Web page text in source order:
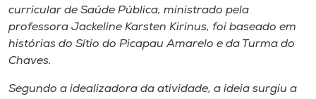
curricular de Saúde Pública, ministrado pela
professora Jackeline Karsten Kirinus, foi baseado em
histórias do Sítio do Picapau Amarelo e da Turma do
Chaves.
Segundo a idealizadora da atividade, a ideia surgiu a